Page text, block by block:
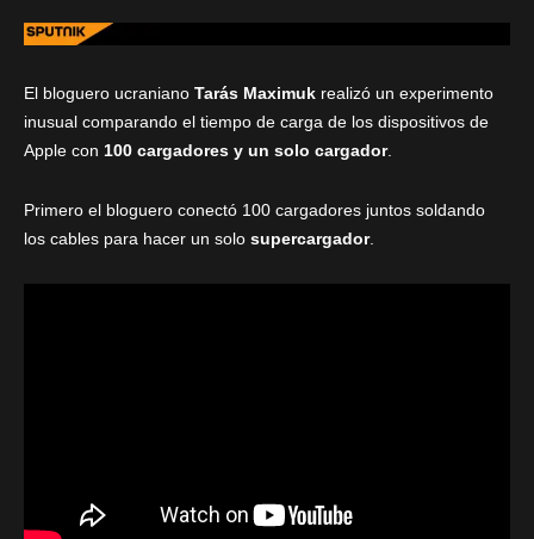
El bloguero ucraniano Tarás Maximuk realizó un experimento
inusual comparando el tiempo de carga de los dispositivos de
Apple con 100 cargadores y un solo cargador.
Primero el bloguero conectó 100 cargadores juntos soldando
los cables para hacer un solo supercargador.